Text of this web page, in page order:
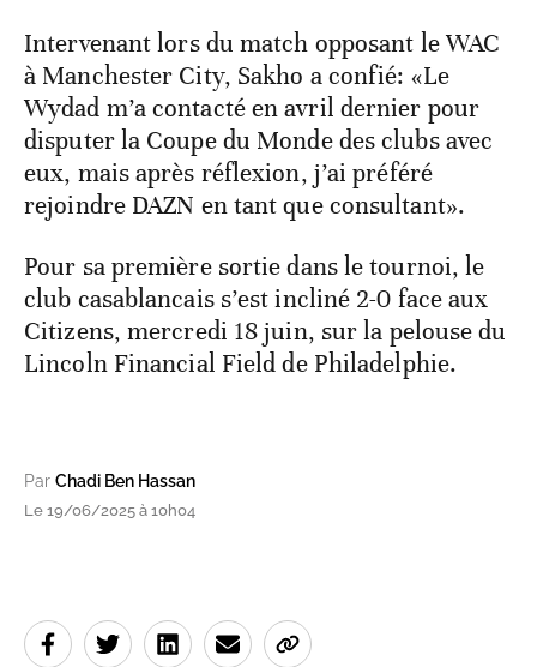
Intervenant lors du match opposant le WAC
à Manchester City, Sakho a confié: «Le
Wydad m’a contacté en avril dernier pour
disputer la Coupe du Monde des clubs avec
eux, mais après réflexion, j’ai préféré
rejoindre DAZN en tant que consultant».
Pour sa première sortie dans le tournoi, le
club casablancais s’est incliné 2-0 face aux
Citizens, mercredi 18 juin, sur la pelouse du
Lincoln Financial Field de Philadelphie.
Par Chadi Ben Hassan
Le 19/06/2025 à 10h04